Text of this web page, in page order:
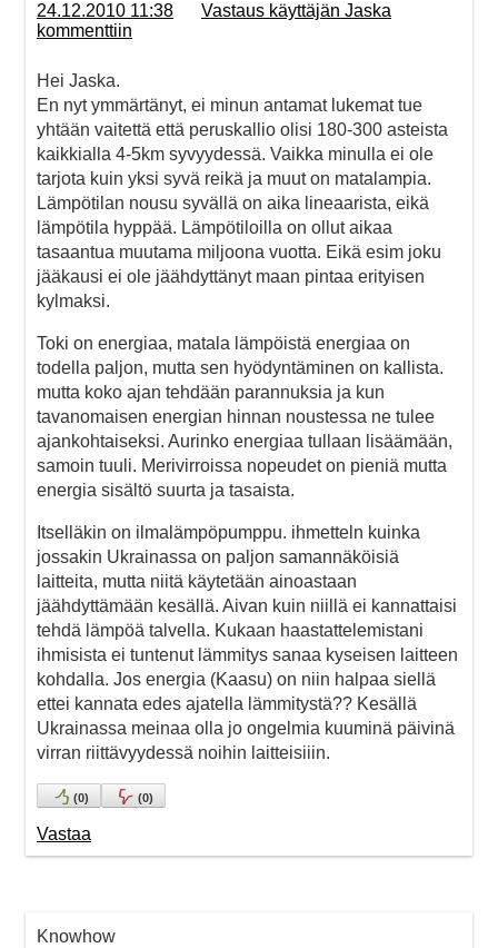
24.12.2010 11:38
Vastaus käyttäjän Jaska
kommenttiin
Hei Jaska.
En nyt ymmärtänyt, ei minun antamat lukemat tue
yhtään vaitettä että peruskallio olisi 180-300 asteista
kaikkialla 4-5km syvyydessä. Vaikka minulla ei ole
tarjota kuin yksi syvä reikä ja muut on matalampia.
Lämpötilan nousu syvällä on aika lineaarista, eikä
lämpötila hyppää. Lämpötiloilla on ollut aikaa
tasaantua muutama miljoona vuotta. Eikä esim joku
jääkausi ei ole jäähdyttänyt maan pintaa erityisen
kylmaksi.
Toki on energiaa, matala lämpöistä energiaa on
todella paljon, mutta sen hyödyntäminen on kallista.
mutta koko ajan tehdään parannuksia ja kun
tavanomaisen energian hinnan noustessa ne tulee
ajankohtaiseksi. Aurinko energiaa tullaan lisäämään,
samoin tuuli. Merivirroissa nopeudet on pieniä mutta
energia sisältö suurta ja tasaista.
Itselläkin on ilmalämpöpumppu. ihmetteln kuinka
jossakin Ukrainassa on paljon samannäköisiä
laitteita, mutta niitä käytetään ainoastaan
jäähdyttämään kesällä. Aivan kuin niillä ei kannattaisi
tehdä lämpöä talvella. Kukaan haastattelemistani
ihmisista ei tuntenut lämmitys sanaa kyseisen laitteen
kohdalla. Jos energia (Kaasu) on niin halpaa siellä
ettei kannata edes ajatella lämmitystä?? Kesällä
Ukrainassa meinaa olla jo ongelmia kuuminä päivinä
virran riittävyydessä noihin laitteisiiin.
(0) (0)
Vastaa
Knowhow